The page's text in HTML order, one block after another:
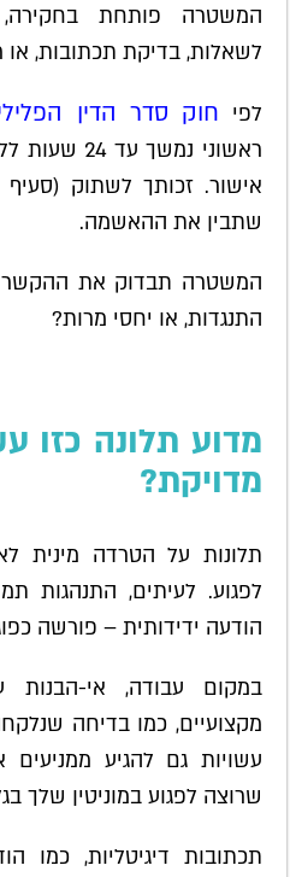
המשטרה פותחת בחקירה,
לשאלות, בדיקת תכתובות, או
לפי חוק סדר הדין הפלילי,
ראשוני
שתבין את ההאשמה.
המשטרה תבדוק את
התנגדות, או יחסי מרות?
מדוע תלונה כזו
מדויקת?
תלונות על הטרדה מינית
לפגוע. לעיתים, התנהגות
הודעה ידידותית – פורשה
במקום עבודה, אי-הבנות
מקצועיים, כמו בדיחה
עשויות גם להגיע
שרוצה לפגוע במוניטין שלך
תכתובות דיגיטליות, כמו